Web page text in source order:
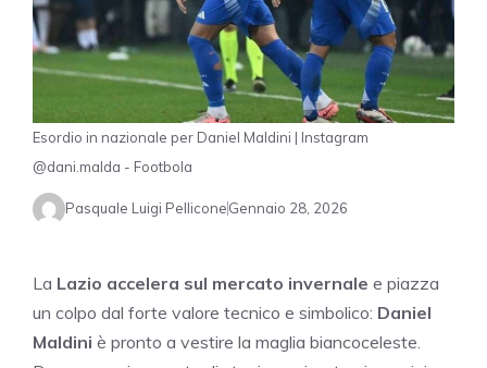
Esordio in nazionale per Daniel Maldini | Instagram
@dani.malda - Footbola
Pasquale Luigi PelliconeGennaio 28, 2026
La Lazio accelera sul mercato invernale e piazza
un colpo dal forte valore tecnico e simbolico: Daniel
Maldini è pronto a vestire la maglia biancoceleste.